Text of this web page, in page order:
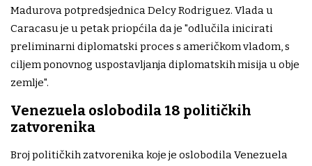
Madurova potpredsjednica Delcy Rodriguez. Vlada u
Caracasu je u petak priopćila da je "odlučila inicirati
preliminarni diplomatski proces s američkom vladom, s
ciljem ponovnog uspostavljanja diplomatskih misija u obje
zemlje".
Venezuela oslobodila 18 političkih
zatvorenika
Broj političkih zatvorenika koje je oslobodila Venezuela